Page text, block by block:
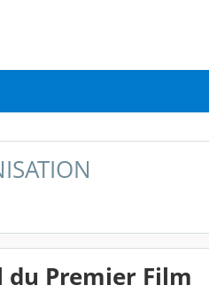
du Premier Film